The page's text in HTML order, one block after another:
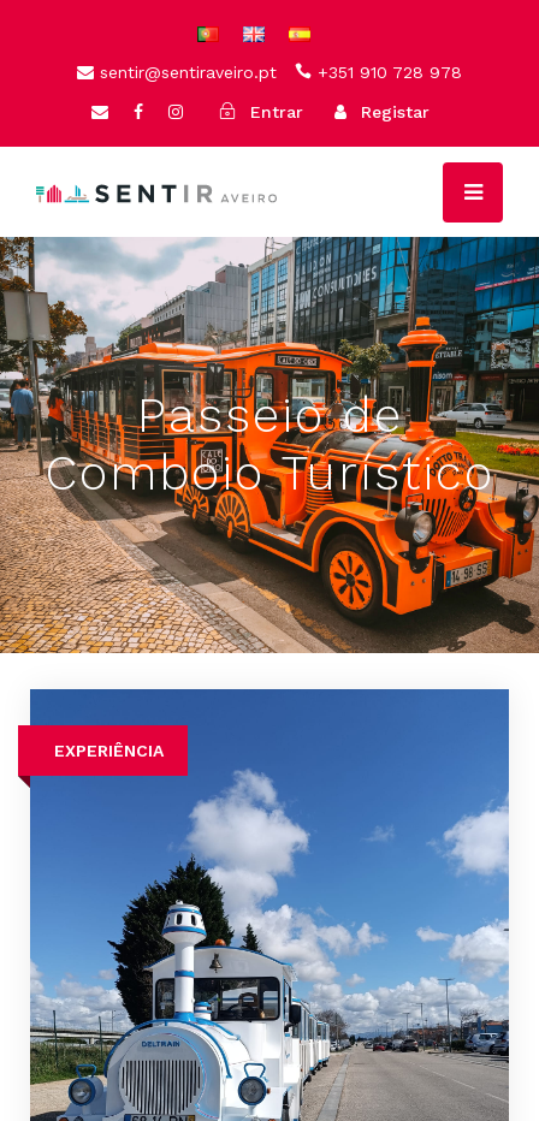
sentir@sentiraveiro.pt +351 910 728 978
Entrar Registar
Passeio de
Comboio Turístico
EXPERIÊNCIA